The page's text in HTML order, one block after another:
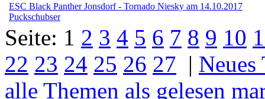
ESC Black Panther Jonsdorf - Tornado Niesky am 14.10.2017
Puckschubser
Seite: 1 2 3 4 5 6 7 8 9 10
22 23 24 25 26 27 | Neues
alle Themen als gelesen